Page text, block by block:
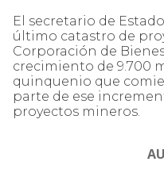
El secretario de
último catastro de
Corporación de
crecimiento de 9.700
quinquenio que
parte de ese
proyectos mineros.